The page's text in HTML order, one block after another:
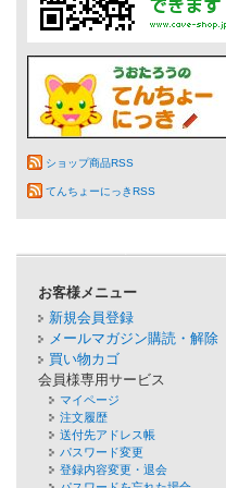
ショップ商品RSS
てんちょーにっきRSS
お客様メニュー
新規会員登録
メールマガジン購読・解除
買い物カゴ
会員様専用サービス
マイページ
注文履歴
送付先アドレス帳
パスワード変更
登録内容変更・退会